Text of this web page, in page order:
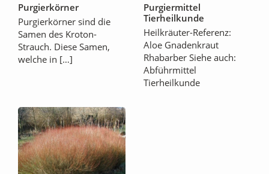
Purgierkörner
Purgierkörner sind die
Samen des Kroton-
Strauch. Diese Samen,
welche in […]
Purgiermittel
Tierheilkunde
Heilkräuter-Referenz:
Aloe Gnadenkraut
Rhabarber Siehe auch:
Abführmittel
Tierheilkunde